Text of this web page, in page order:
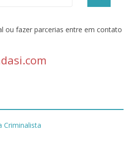
ou fazer parcerias entre em contato
Criminalista